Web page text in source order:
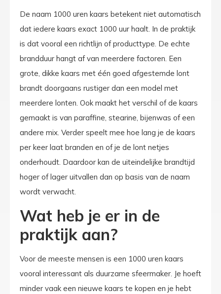
De naam 1000 uren kaars betekent niet automatisch
dat iedere kaars exact 1000 uur haalt. In de praktijk
is dat vooral een richtlijn of producttype. De echte
brandduur hangt af van meerdere factoren. Een
grote, dikke kaars met één goed afgestemde lont
brandt doorgaans rustiger dan een model met
meerdere lonten. Ook maakt het verschil of de kaars
gemaakt is van paraffine, stearine, bijenwas of een
andere mix. Verder speelt mee hoe lang je de kaars
per keer laat branden en of je de lont netjes
onderhoudt. Daardoor kan de uiteindelijke brandtijd
hoger of lager uitvallen dan op basis van de naam
wordt verwacht.
Wat heb je er in de
praktijk aan?
Voor de meeste mensen is een 1000 uren kaars
vooral interessant als duurzame sfeermaker. Je hoeft
minder vaak een nieuwe kaars te kopen en je hebt